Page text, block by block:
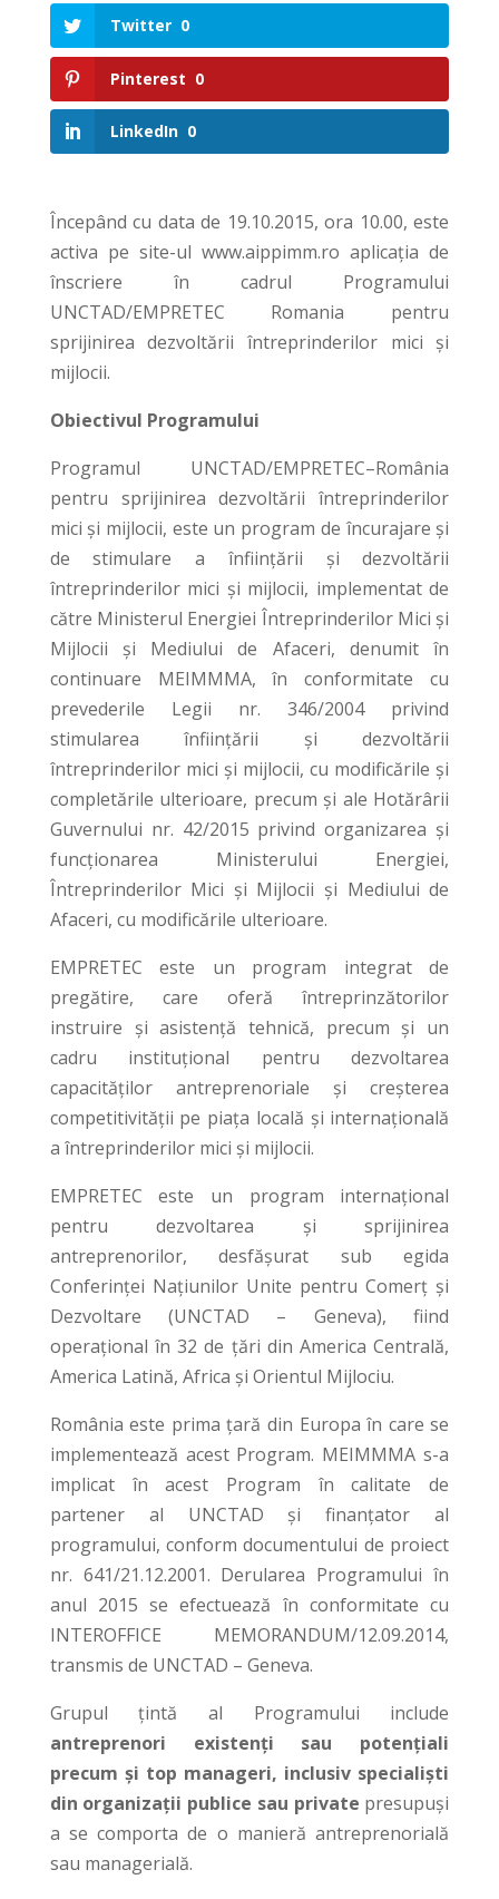
Twitter 0
Pinterest 0
LinkedIn 0
Începând cu data de 19.10.2015, ora 10.00, este
activa pe site-ul www.aippimm.ro aplicația de
înscriere în cadrul Programului
UNCTAD/EMPRETEC Romania pentru
sprijinirea dezvoltării întreprinderilor mici și
mijlocii.
Obiectivul Programului
Programul UNCTAD/EMPRETEC–România
pentru sprijinirea dezvoltării întreprinderilor
mici şi mijlocii, este un program de încurajare şi
de stimulare a înfiinţării şi dezvoltării
întreprinderilor mici şi mijlocii, implementat de
către Ministerul Energiei Întreprinderilor Mici şi
Mijlocii şi Mediului de Afaceri, denumit în
continuare MEIMMMA, în conformitate cu
prevederile Legii nr. 346/2004 privind
stimularea înfiinţării şi dezvoltării
întreprinderilor mici şi mijlocii, cu modificările şi
completările ulterioare, precum şi ale Hotărârii
Guvernului nr. 42/2015 privind organizarea şi
funcţionarea Ministerului Energiei,
Întreprinderilor Mici şi Mijlocii şi Mediului de
Afaceri, cu modificările ulterioare.
EMPRETEC este un program integrat de
pregătire, care oferă întreprinzătorilor
instruire şi asistenţă tehnică, precum şi un
cadru instituţional pentru dezvoltarea
capacităţilor antreprenoriale şi creşterea
competitivităţii pe piaţa locală şi internaţională
a întreprinderilor mici şi mijlocii.
EMPRETEC este un program internaţional
pentru dezvoltarea şi sprijinirea
antreprenorilor, desfăşurat sub egida
Conferinţei Naţiunilor Unite pentru Comerţ şi
Dezvoltare (UNCTAD – Geneva), fiind
operaţional în 32 de ţări din America Centrală,
America Latină, Africa şi Orientul Mijlociu.
România este prima ţară din Europa în care se
implementează acest Program. MEIMMMA s-a
implicat în acest Program în calitate de
partener al UNCTAD şi finanţator al
programului, conform documentului de proiect
nr. 641/21.12.2001. Derularea Programului în
anul 2015 se efectuează în conformitate cu
INTEROFFICE MEMORANDUM/12.09.2014,
transmis de UNCTAD – Geneva.
Grupul ţintă al Programului include
antreprenori existenţi sau potenţiali
precum şi top manageri, inclusiv specialişti
din organizaţii publice sau private presupuşi
a se comporta de o manieră antreprenorială
sau managerială.